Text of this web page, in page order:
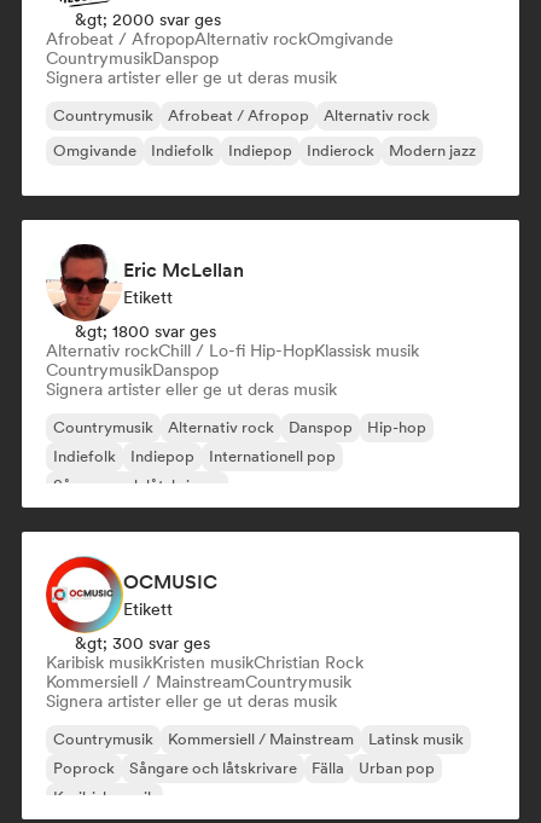
&gt; 2000 svar ges
Afrobeat / AfropopAlternativ rockOmgivande
CountrymusikDanspop
Signera artister eller ge ut deras musik
Countrymusik Afrobeat / Afropop
Alternativ rock
Omgivande
Indiefolk Indiepop Indierock Modern jazz
Eric McLellan
Etikett
&gt; 1800 svar ges
Alternativ rockChill / Lo-fi Hip-HopKlassisk musik
CountrymusikDanspop
Signera artister eller ge ut deras musik
Countrymusik Alternativ rock Danspop
Hip-hop
Indiefolk
Indiepop
Internationell pop
Sångare och låtskrivare
OCMUSIC
Etikett
&gt; 300 svar ges
Karibisk musikKristen musikChristian Rock
Kommersiell / MainstreamCountrymusik
Signera artister eller ge ut deras musik
Countrymusik Kommersiell / Mainstream
Latinsk musik
Poprock
Sångare och låtskrivare Fälla
Urban pop
Karibisk musik